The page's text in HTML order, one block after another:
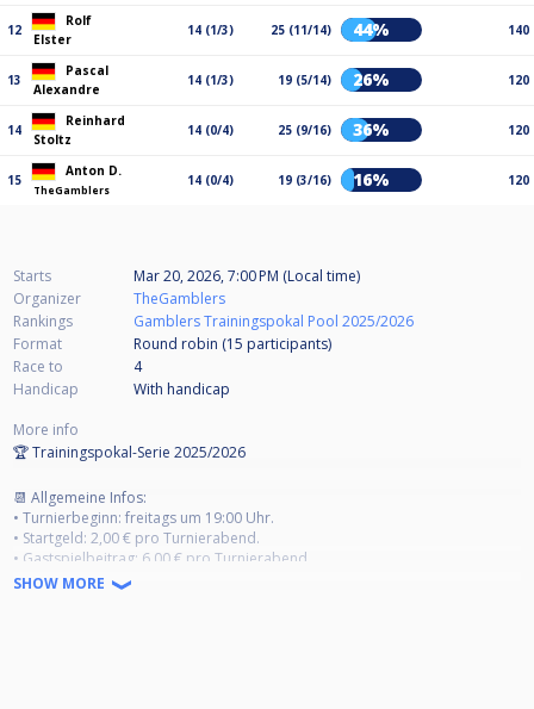
12
Rolf
Elster
14 (1/3) 25 (11/14) 44% 140
13
Pascal
Alexandre
14 (1/3) 19 (5/14) 26% 120
14
Reinhard
Stoltz
14 (0/4) 25 (9/16) 36% 120
15
Anton D.
TheGamblers
14 (0/4) 19 (3/16) 16% 120
Starts
Mar 20, 2026, 7:00 PM (Local time)
Organizer
TheGamblers
Rankings
Gamblers Trainingspokal Pool 2025/2026
Format
Round robin (15 participants)
Race to
4
Handicap
With handicap
More info
🏆 Trainingspokal-Serie 2025/2026
📆 Allgemeine Infos:
• Turnierbeginn: freitags um 19:00 Uhr.
• Startgeld: 2,00 € pro Turnierabend.
• Gastspielbeitrag: 6,00 € pro Turnierabend.
• Modus: Multiball mit Handicap im Gruppenmodus.
SHOW MORE